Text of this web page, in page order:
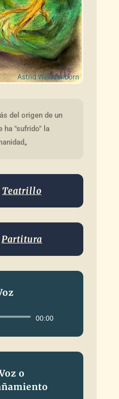
del origen de un
ha "sufrido" la
Teatrillo
Partitura
Reproductor00:00
o